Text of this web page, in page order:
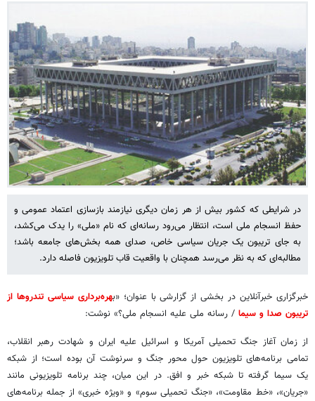
در شرایطی که کشور بیش از هر زمان دیگری نیازمند بازسازی اعتماد عمومی و
حفظ انسجام ملی است، انتظار می‌رود رسانه‌ای که نام «ملی» را یدک می‌کشد،
به جای تریبون یک جریان سیاسی خاص، صدای همه بخش‌های جامعه باشد؛
مطالبه‌ای که به نظر می‌رسد همچنان با واقعیت قاب تلویزیون فاصله دارد.
خبرگزاری خبرآنلاین در بخشی از گزارشی با عنوان؛ «بهره‌برداری سیاسی تندروها از
تریبون‌ صدا و سیما / رسانه ملی علیه انسجام ملی؟» نوشت:
از زمان آغاز جنگ تحمیلی آمریکا و اسرائیل علیه ایران و شهادت رهبر انقلاب،
تمامی برنامه‌های تلویزیون حول محور جنگ و سرنوشت آن بوده است؛ از شبکه
یک سیما گرفته تا شبکه خبر و افق. در این میان، چند برنامه تلویزیونی مانند
«جریان»، «خط مقاومت»، «جنگ تحمیلی سوم» و «ویژه خبری» از جمله برنامه‌های